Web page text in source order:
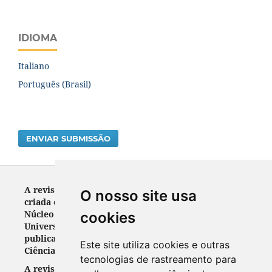
O nosso site usa
cookies
Este site utiliza cookies e outras
tecnologias de rastreamento para
IDIOMA
Italiano
Português (Brasil)
ENVIAR SUBMISSÃO
A revista RELEGENS THRÉSKEIA ISSN: 2317-3688 foi
criada em 2012. Veículo de divulgação científica do
Núcleo de Pesquisa em Religião (NUPPER) da
Universidade Federal do Paraná, destinava-se a
publicar trabalhos científicos originais nas áreas de
Ciências Sociais, Humanas e da Religião.
A revista RELEGENS THRÉSKEIA ISSN: 2317-